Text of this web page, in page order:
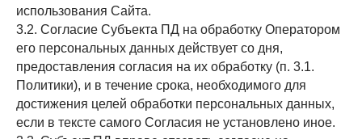
использования Сайта.
3.2. Согласие Субъекта ПД на обработку Оператором
его персональных данных действует со дня,
предоставления согласия на их обработку (п. 3.1.
Политики), и в течение срока, необходимого для
достижения целей обработки персональных данных,
если в тексте самого Согласия не установлено иное.